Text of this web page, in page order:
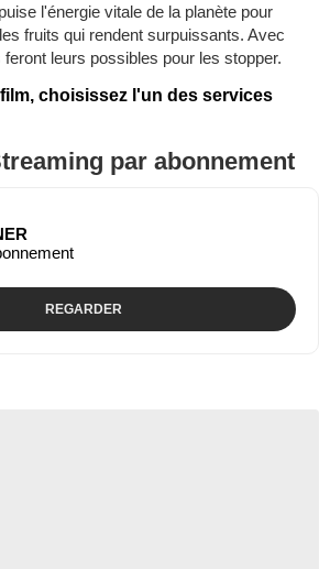
l'énergie vitale de la planète pour
fruits qui rendent surpuissants. Avec
leurs possibles pour les stopper.
choisissez l'un des services
par abonnement
REGARDER